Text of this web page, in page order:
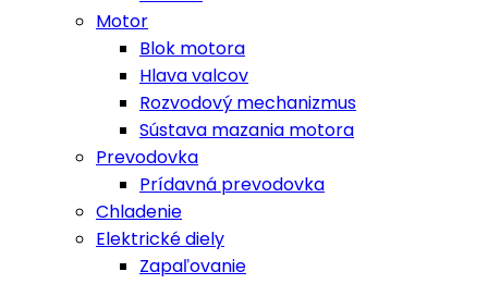
Motor
Blok motora
Hlava valcov
Rozvodový mechanizmus
Sústava mazania motora
Prevodovka
Prídavná prevodovka
Chladenie
Elektrické diely
Zapaľovanie